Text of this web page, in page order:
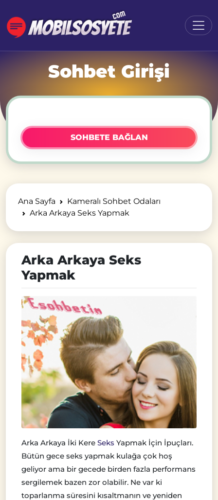
Sohbet Girişi
SOHBETE BAĞLAN
Ana Sayfa
Kameralı Sohbet Odaları
Arka Arkaya Seks Yapmak
Arka Arkaya Seks
Yapmak
Arka Arkaya İki Kere Seks Yapmak İçin İpuçları.
Bütün gece seks yapmak kulağa çok hoş
geliyor ama bir gecede birden fazla performans
sergilemek bazen zor olabilir. Ne var ki
toparlanma süresini kısaltmanın ve yeniden